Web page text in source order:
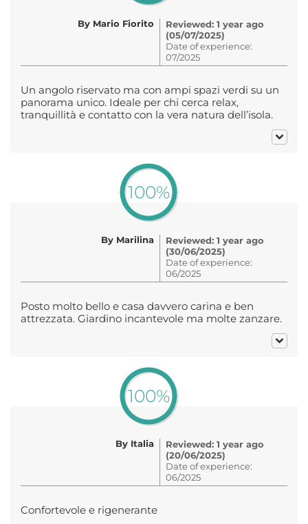
By Mario Fiorito
Reviewed: 1 year ago
(05/07/2025)
Date of experience:
07/2025
Un angolo riservato ma con ampi spazi verdi su un
panorama unico. Ideale per chi cerca relax,
tranquillità e contatto con la vera natura dell’isola.
100%
By Marilina
Reviewed: 1 year ago
(30/06/2025)
Date of experience:
06/2025
Posto molto bello e casa davvero carina e ben
attrezzata. Giardino incantevole ma molte zanzare.
100%
By Italia
Reviewed: 1 year ago
(20/06/2025)
Date of experience:
06/2025
Confortevole e rigenerante